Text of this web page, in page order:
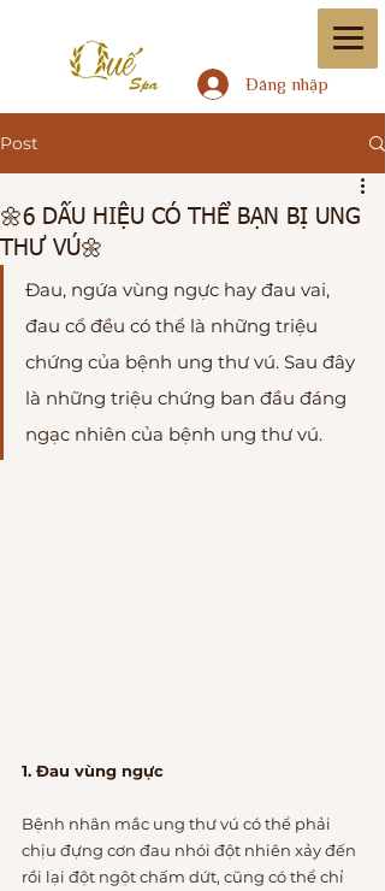
Đăng nhập
Post
🌼6 DẤU HIỆU CÓ THỂ BẠN BỊ UNG
THƯ VÚ🌼
Đau, ngứa vùng ngực hay đau vai,
đau cổ đều có thể là những triệu
chứng của bệnh ung thư vú. Sau đây
là những triệu chứng ban đầu đáng
ngạc nhiên của bệnh ung thư vú.
1. Đau vùng ngực
Bệnh nhân mắc ung thư vú có thể phải
chịu đựng cơn đau nhói đột nhiên xảy đến
rồi lại đột ngột chấm dứt, cũng có thể chỉ